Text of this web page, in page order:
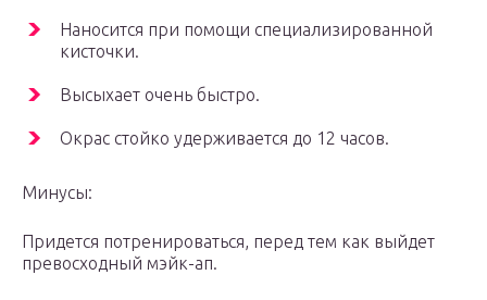
Наносится при помощи специализированной
кисточки.
Высыхает очень быстро.
Окрас стойко удерживается до 12 часов.
Минусы:
Придется потренироваться, перед тем как выйдет
превосходный мэйк-ап.